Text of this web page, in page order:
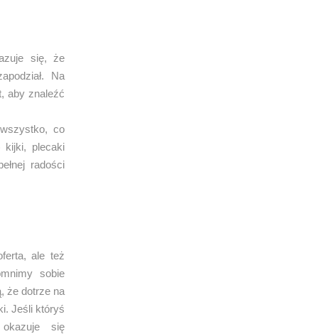
się, że
Na
aby znaleźć
co
kijki, plecaki
radości
ale też
sobie
że dotrze na
Jeśli któryś
się